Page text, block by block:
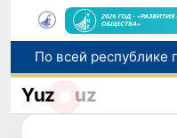
Yuz uz